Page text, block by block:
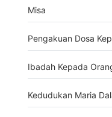
Misa
Pengakuan Dosa
Ibadah Kepada
Kedudukan Maria